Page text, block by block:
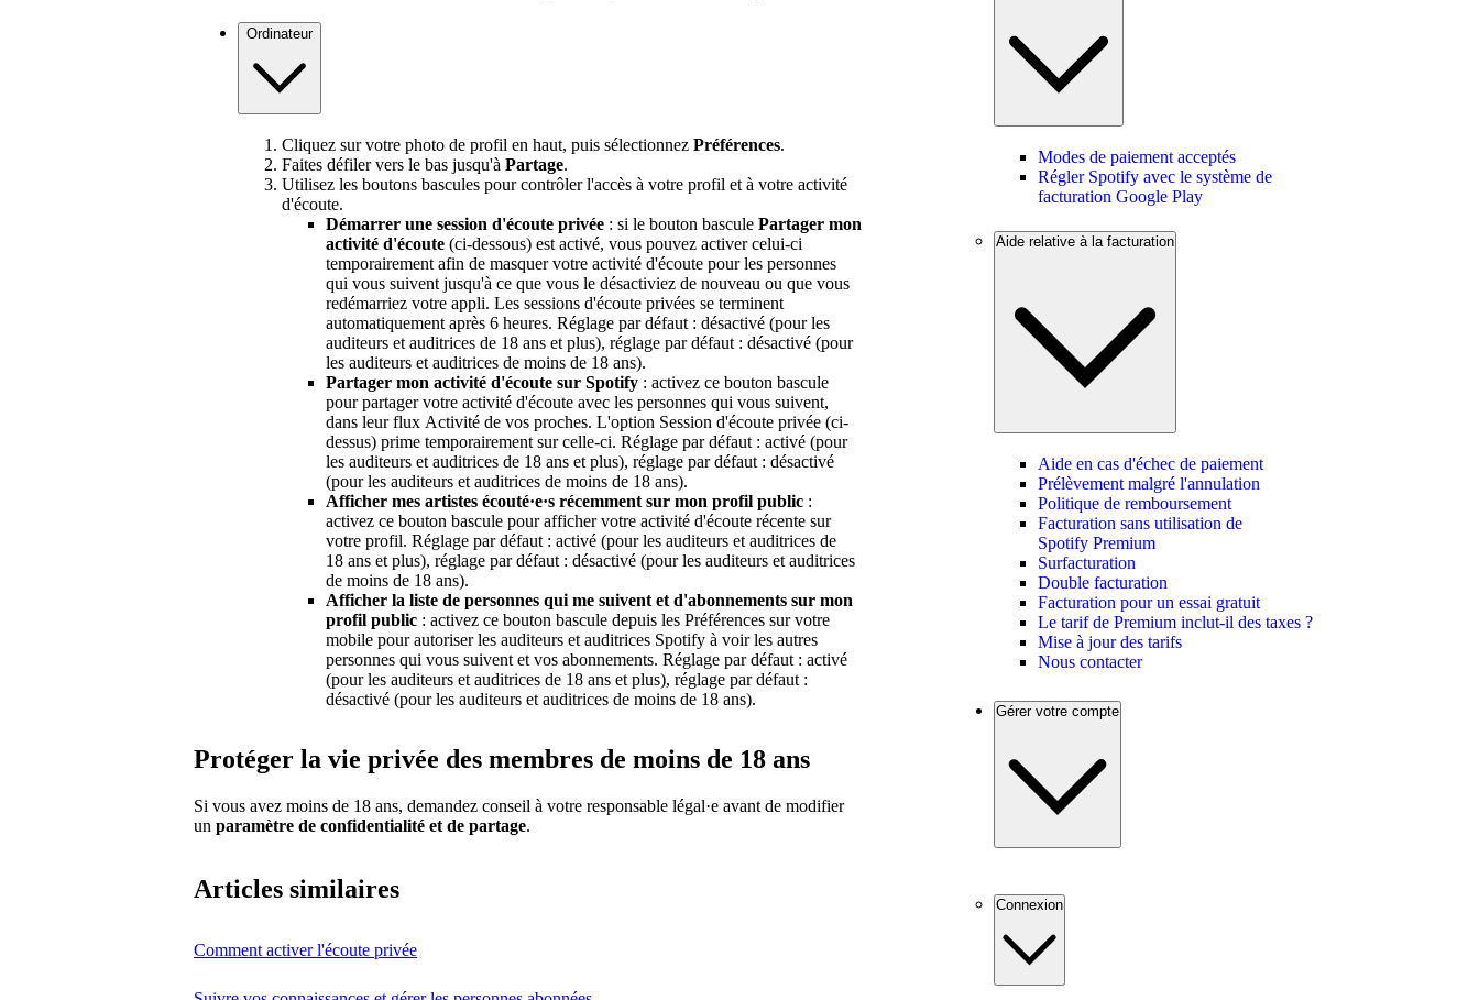
Ordinateur
Cliquez sur votre photo de profil en haut, puis sélectionnez Préférences.
Faites défiler vers le bas jusqu'à Partage.
Utilisez les boutons bascules pour contrôler l'accès à votre profil et à votre activité
d'écoute.
Démarrer une session d'écoute privée : si le bouton bascule Partager mon
activité d'écoute (ci-dessous) est activé, vous pouvez activer celui-ci
temporairement afin de masquer votre activité d'écoute pour les personnes
qui vous suivent jusqu'à ce que vous le désactiviez de nouveau ou que vous
redémarriez votre appli. Les sessions d'écoute privées se terminent
automatiquement après 6 heures. Réglage par défaut : désactivé (pour les
auditeurs et auditrices de 18 ans et plus), réglage par défaut : désactivé (pour
les auditeurs et auditrices de moins de 18 ans).
Partager mon activité d'écoute sur Spotify : activez ce bouton bascule
pour partager votre activité d'écoute avec les personnes qui vous suivent,
dans leur flux Activité de vos proches. L'option Session d'écoute privée (ci-
dessus) prime temporairement sur celle-ci. Réglage par défaut : activé (pour
les auditeurs et auditrices de 18 ans et plus), réglage par défaut : désactivé
(pour les auditeurs et auditrices de moins de 18 ans).
Afficher mes artistes écouté·e·s récemment sur mon profil public :
activez ce bouton bascule pour afficher votre activité d'écoute récente sur
votre profil. Réglage par défaut : activé (pour les auditeurs et auditrices de
18 ans et plus), réglage par défaut : désactivé (pour les auditeurs et auditrices
de moins de 18 ans).
Afficher la liste de personnes qui me suivent et d'abonnements sur mon
profil public : activez ce bouton bascule depuis les Préférences sur votre
mobile pour autoriser les auditeurs et auditrices Spotify à voir les autres
personnes qui vous suivent et vos abonnements. Réglage par défaut : activé
(pour les auditeurs et auditrices de 18 ans et plus), réglage par défaut :
désactivé (pour les auditeurs et auditrices de moins de 18 ans).
Protéger la vie privée des membres de moins de 18 ans
Si vous avez moins de 18 ans, demandez conseil à votre responsable légal·e avant de modifier
un paramètre de confidentialité et de partage.
Articles similaires
Comment activer l'écoute privée
Modes de paiement acceptés
Régler Spotify avec le système de
facturation Google Play
Aide relative à la facturation
Aide en cas d'échec de paiement
Prélèvement malgré l'annulation
Politique de remboursement
Facturation sans utilisation de
Spotify Premium
Surfacturation
Double facturation
Facturation pour un essai gratuit
Le tarif de Premium inclut-il des taxes ?
Mise à jour des tarifs
Nous contacter
Gérer votre compte
Connexion